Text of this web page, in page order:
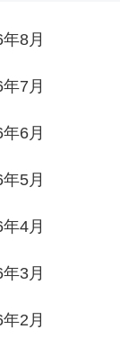
8月
7月
6月
5月
4月
3月
2月